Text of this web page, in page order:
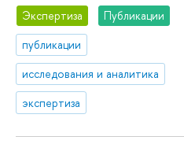
Экспертиза
Публикации
публикации
исследования и аналитика
экспертиза